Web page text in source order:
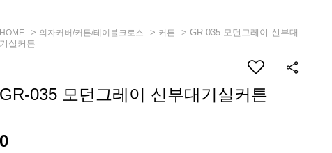
HOME > 의자커버/커튼/테이블크로스 > 커튼
> GR-035 모던그레이 신부대
기실커튼
GR-035 모던그레이 신부대기실커튼
0